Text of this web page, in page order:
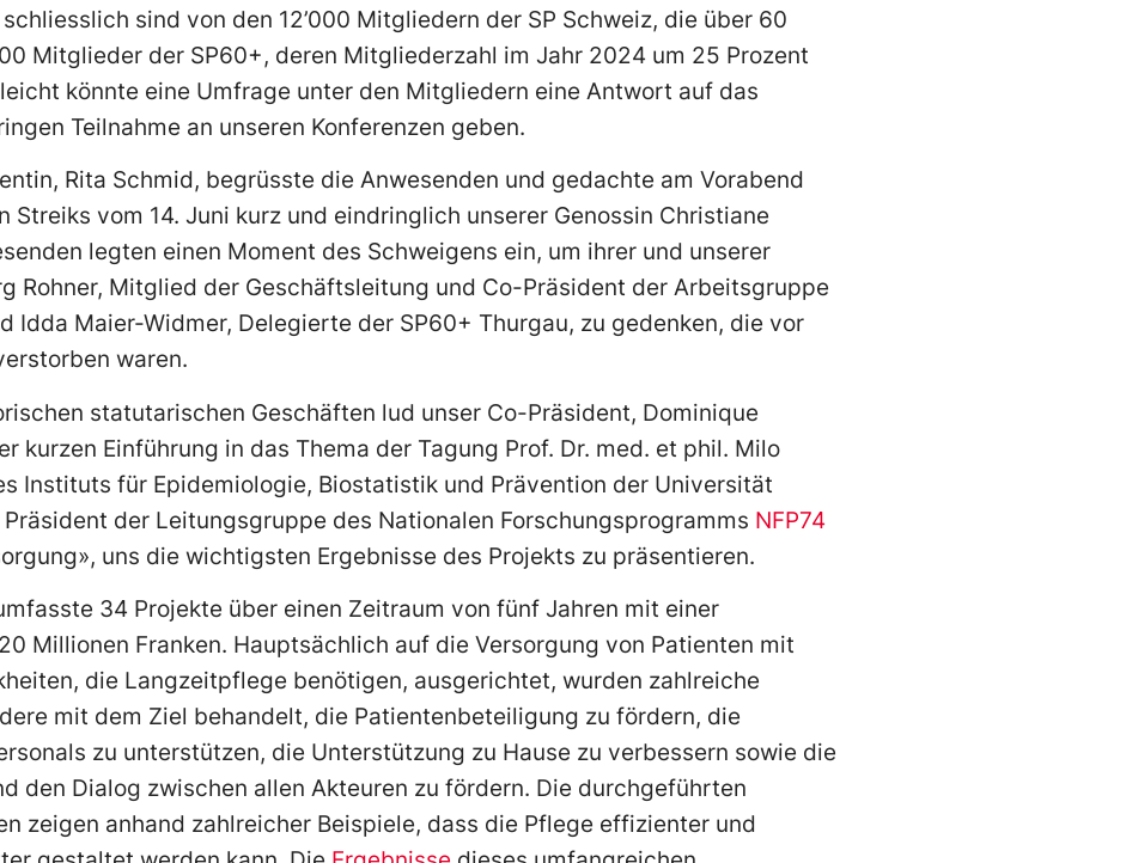
sind von den 12’000 Mitgliedern der SP Schweiz, die über 60
Mitglieder der SP60+, deren Mitgliederzahl im Jahr 2024 um 25 Prozent
könnte eine Umfrage unter den Mitgliedern eine Antwort auf das
Teilnahme an unseren Konferenzen geben.
Rita Schmid, begrüsste die Anwesenden und gedachte am Vorabend
Streiks vom 14. Juni kurz und eindringlich unserer Genossin Christiane
legten einen Moment des Schweigens ein, um ihrer und unserer
Rohner, Mitglied der Geschäftsleitung und Co-Präsident der Arbeitsgruppe
Idda Maier-Widmer, Delegierte der SP60+ Thurgau, zu gedenken, die vor
waren.
statutarischen Geschäften lud unser Co-Präsident, Dominique
kurzen Einführung in das Thema der Tagung Prof. Dr. med. et phil. Milo
Instituts für Epidemiologie, Biostatistik und Prävention der Universität
Präsident der Leitungsgruppe des Nationalen Forschungsprogramms NFP74
uns die wichtigsten Ergebnisse des Projekts zu präsentieren.
34 Projekte über einen Zeitraum von fünf Jahren mit einer
Millionen Franken. Hauptsächlich auf die Versorgung von Patienten mit
die Langzeitpflege benötigen, ausgerichtet, wurden zahlreiche
mit dem Ziel behandelt, die Patientenbeteiligung zu fördern, die
zu unterstützen, die Unterstützung zu Hause zu verbessern sowie die
den Dialog zwischen allen Akteuren zu fördern. Die durchgeführten
zeigen anhand zahlreicher Beispiele, dass die Pflege effizienter und